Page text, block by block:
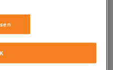
Leather beweisen, dass dies
begebe dich mit ihm auf das
Pro!